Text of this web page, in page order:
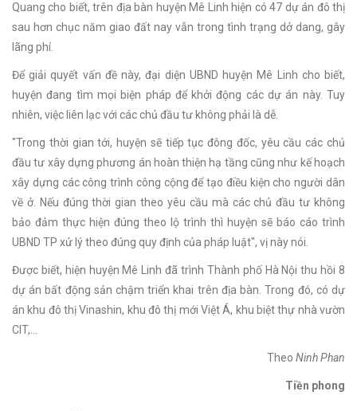
Quang cho biết, trên địa bàn huyện Mê Linh hiện có 47 dự án đô thị
sau hơn chục năm giao đất nay vẫn trong tình trạng dở dang, gây
lãng phí.
Để giải quyết vấn đề này, đại diện UBND huyện Mê Linh cho biết,
huyện đang tìm mọi biện pháp để khởi động các dự án này. Tuy
nhiên, việc liên lạc với các chủ đầu tư không phải là dễ.
"Trong thời gian tới, huyện sẽ tiếp tục đông đốc, yêu cầu các chủ
đầu tư xây dựng phương án hoàn thiện hạ tầng cũng như kế hoạch
xây dựng các công trình công cộng để tạo điều kiện cho người dân
về ở. Nếu đúng thời gian theo yêu cầu mà các chủ đầu tư không
bảo đảm thực hiện đúng theo lộ trình thì huyện sẽ báo cáo trình
UBND TP xử lý theo đúng quy định của pháp luật", vị này nói.
Được biết, hiện huyện Mê Linh đã trình Thành phố Hà Nội thu hồi 8
dự án bất động sản chậm triển khai trên địa bàn. Trong đó, có dự
án khu đô thị Vinashin, khu đô thị mới Việt Á, khu biệt thự nhà vườn
CIT,...
Theo Ninh Phan
Tiền phong